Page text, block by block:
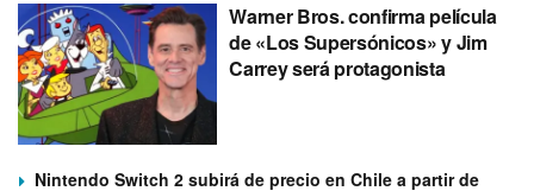
Warner Bros. confirma película
de «Los Supersónicos» y Jim
Carrey será protagonista
Nintendo Switch 2 subirá de precio en Chile a partir de